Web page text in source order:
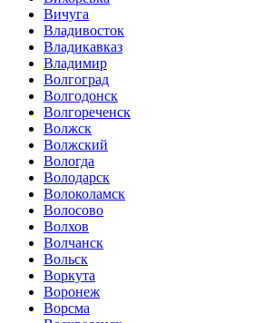
Вичуга
Владивосток
Владикавказ
Владимир
Волгоград
Волгодонск
Волгореченск
Волжск
Волжский
Вологда
Володарск
Волоколамск
Волосово
Волхов
Волчанск
Вольск
Воркута
Воронеж
Ворсма